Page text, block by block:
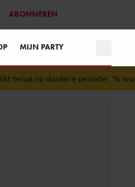
ABONNEREN
MIJN PARTY
op donkere periode: ‘Ik was